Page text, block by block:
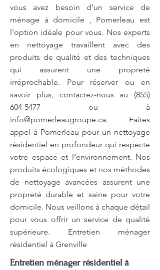
vous avez besoin d'un service de
ménage à domicile , Pomerleau est
l'option idéale pour vous. Nos experts
en nettoyage travaillent avec des
produits de qualité et des techniques
qui assurent une propreté
irréprochable. Pour réserver ou en
savoir plus, contactez-nous au (855)
604-5477 ou à
info@pomerleaugroupe.ca. Faites
appel à Pomerleau pour un nettoyage
résidentiel en profondeur qui respecte
votre espace et l’environnement. Nos
produits écologiques et nos méthodes
de nettoyage avancées assurent une
propreté durable et saine pour votre
domicile. Nous veillons à chaque détail
pour vous offrir un service de qualité
supérieure. Entretien ménager
résidentiel à Grenville
Entretien ménager résidentiel à